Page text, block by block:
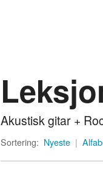
Akustisk gitar +
Sortering: Nyeste |